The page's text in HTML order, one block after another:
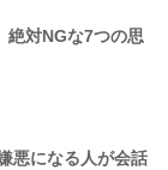
絶対NGな7つの思
悪になる人が会話